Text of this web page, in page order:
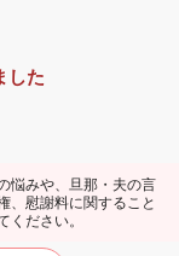
した
悩みや、旦那・夫の言
、慰謝料に関すること
ください。